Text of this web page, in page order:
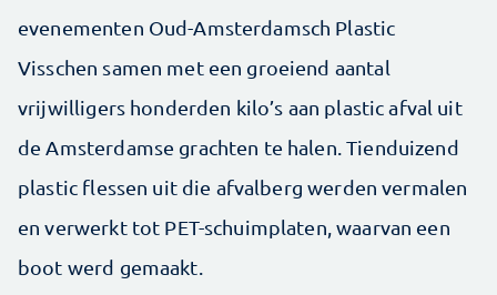
evenementen Oud-Amsterdamsch Plastic
Visschen samen met een groeiend aantal
vrijwilligers honderden kilo’s aan plastic afval uit
de Amsterdamse grachten te halen. Tienduizend
plastic flessen uit die afvalberg werden vermalen
en verwerkt tot PET-schuimplaten, waarvan een
boot werd gemaakt.